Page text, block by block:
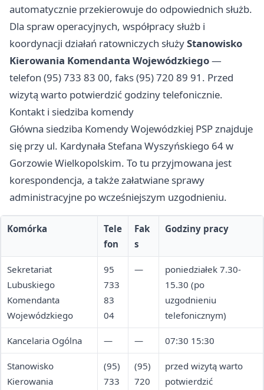
automatycznie przekierowuje do odpowiednich służb.
Dla spraw operacyjnych, współpracy służb i
koordynacji działań ratowniczych służyStanowisko
Kierowania Komendanta Wojewódzkiego—
telefon (95) 733 83 00, faks (95) 720 89 91. Przed
wizytą warto potwierdzić godziny telefonicznie.
Kontakt i siedziba komendy
Główna siedziba Komendy Wojewódzkiej PSP znajduje
się przy ul. Kardynała Stefana Wyszyńskiego 64 w
Gorzowie Wielkopolskim. To tu przyjmowana jest
korespondencja, a także załatwiane sprawy
administracyjne po wcześniejszym uzgodnieniu.
Komórka
Tele
fon
Fak
s
Godziny pracy
Sekretariat
Lubuskiego
Komendanta
Wojewódzkiego
95
733
83
04
—
poniedziałek 7.30-
15.30 (po
uzgodnieniu
telefonicznym)
Kancelaria Ogólna — — 07:30 15:30
Stanowisko
Kierowania
(95)
733
(95)
720
przed wizytą warto
potwierdzić